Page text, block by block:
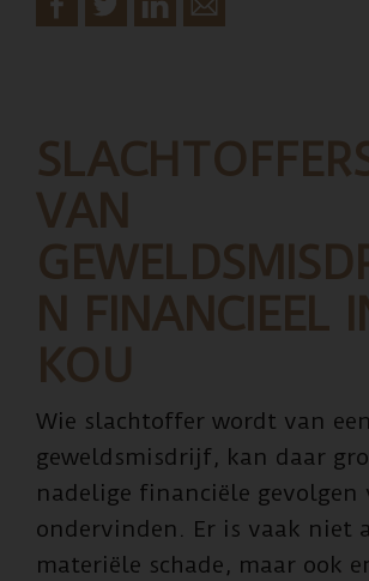
VAN
N FINANCIEEL
KOU
Wie slachtoffer wordt van een
geweldsmisdrijf, kan daar
nadelige financiële gevolgen
ondervinden. Er is vaak niet
materiële schade, maar ook